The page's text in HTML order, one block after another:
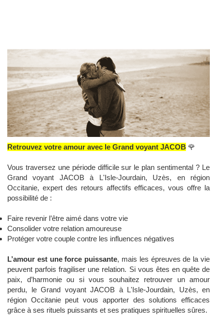
Retrouvez votre amour avec le Grand voyant JACOB 🌹
Vous traversez une période difficile sur le plan sentimental ? Le
Grand voyant JACOB à L'Isle-Jourdain, Uzès, en région
Occitanie, expert des retours affectifs efficaces, vous offre la
possibilité de :
Faire revenir l’être aimé dans votre vie
Consolider votre relation amoureuse
Protéger votre couple contre les influences négatives
L’amour est une force puissante, mais les épreuves de la vie
peuvent parfois fragiliser une relation. Si vous êtes en quête de
paix, d’harmonie ou si vous souhaitez retrouver un amour
perdu, le Grand voyant JACOB à L'Isle-Jourdain, Uzès, en
région Occitanie peut vous apporter des solutions efficaces
grâce à ses rituels puissants et ses pratiques spirituelles sûres.